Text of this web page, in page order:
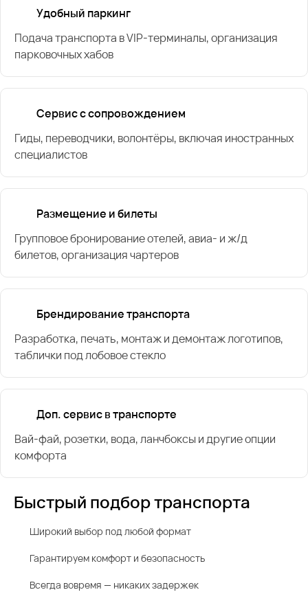
Удобный паркинг
Подача транспорта в VIP-терминалы, организация
парковочных хабов
Сервис с сопровождением
Гиды, переводчики, волонтёры, включая иностранных
специалистов
Размещение и билеты
Групповое бронирование отелей, авиа- и ж/д
билетов, организация чартеров
Брендирование транспорта
Разработка, печать, монтаж и демонтаж логотипов,
таблички под лобовое стекло
Доп. сервис в транспорте
Вай-фай, розетки, вода, ланчбоксы и другие опции
комфорта
Быстрый подбор транспорта
Широкий выбор под любой формат
Гарантируем комфорт и безопасность
Всегда вовремя — никаких задержек